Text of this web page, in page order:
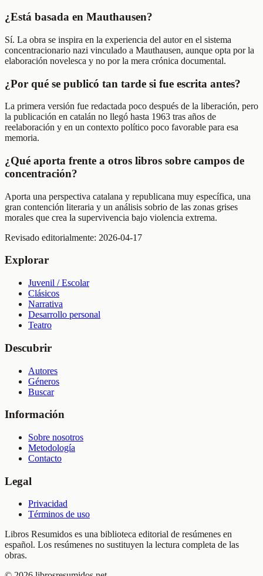
¿Está basada en Mauthausen?
Sí. La obra se inspira en la experiencia del autor en el sistema
concentracionario nazi vinculado a Mauthausen, aunque opta por la
elaboración novelesca y no por la mera crónica documental.
¿Por qué se publicó tan tarde si fue escrita antes?
La primera versión fue redactada poco después de la liberación, pero
la publicación en catalán no llegó hasta 1963 tras años de
reelaboración y en un contexto político poco favorable para esa
memoria.
¿Qué aporta frente a otros libros sobre campos de
concentración?
Aporta una perspectiva catalana y republicana muy específica, una
gran contención literaria y un análisis sobrio de las zonas grises
morales que crea la supervivencia bajo violencia extrema.
Revisado editorialmente: 2026-04-17
Explorar
Juvenil / Escolar
Clásicos
Narrativa
Desarrollo personal
Teatro
Descubrir
Autores
Géneros
Buscar
Información
Sobre nosotros
Metodología
Contacto
Legal
Privacidad
Términos de uso
Libros Resumidos es una biblioteca editorial de resúmenes en
español. Los resúmenes no sustituyen la lectura completa de las
obras.